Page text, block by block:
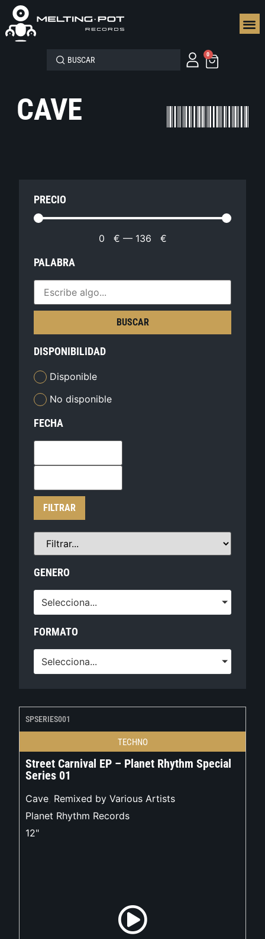
0
CAVE
PRECIO
0 € — 136 €
PALABRA
BUSCAR
DISPONIBILIDAD
Disponible
No disponible
FECHA
FILTRAR
GENERO
Selecciona...
FORMATO
Selecciona...
SPSERIES001
TECHNO
Street Carnival EP – Planet Rhythm Special
Series 01
Cave, Remixed by Various Artists
Planet Rhythm Records
12"